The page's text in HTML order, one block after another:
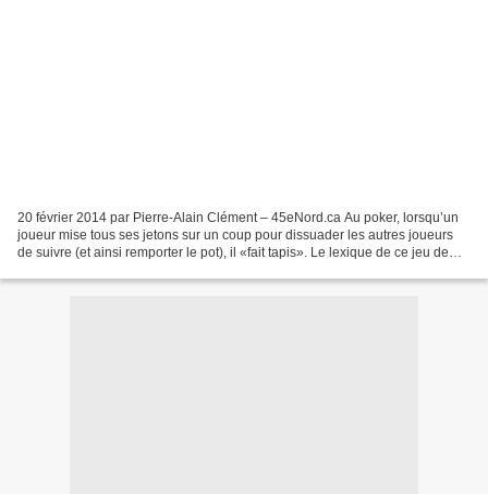
20 février 2014 par Pierre-Alain Clément – 45eNord.ca Au poker, lorsqu’un
joueur mise tous ses jetons sur un coup pour dissuader les autres joueurs
de suivre (et ainsi remporter le pot), il «fait tapis». Le lexique de ce jeu de